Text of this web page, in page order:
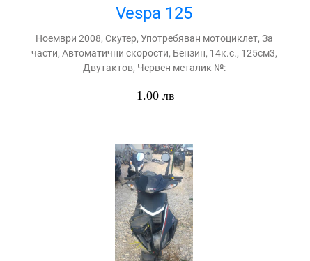
Vespa 125
Ноември 2008, Скутер, Употребяван мотоциклет, За
части, Автоматични скорости, Бензин, 14к.с., 125см3,
Двутактов, Червен металик №:
1.00 лв